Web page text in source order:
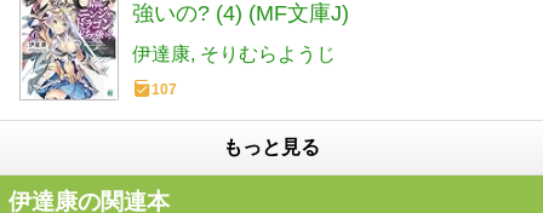
強いの? (4) (MF文庫J)
伊達康 そりむらようじ
107
もっと見る
伊達康の関連本